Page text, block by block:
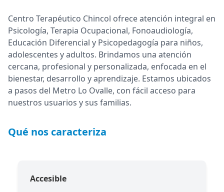
Centro Terapéutico Chincol ofrece atención integral en
Psicología, Terapia Ocupacional, Fonoaudiología,
Educación Diferencial y Psicopedagogía para niños,
adolescentes y adultos. Brindamos una atención
cercana, profesional y personalizada, enfocada en el
bienestar, desarrollo y aprendizaje. Estamos ubicados
a pasos del Metro Lo Ovalle, con fácil acceso para
nuestros usuarios y sus familias.
Qué nos caracteriza
Accesible